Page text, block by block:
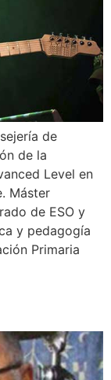
de
de la
Level en
Máster
de ESO y
y pedagogía
Primaria